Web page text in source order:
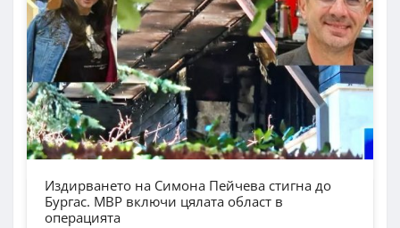
Издирването на Симона Пейчева стигна до
Бургас. МВР включи цялата област в
операцията